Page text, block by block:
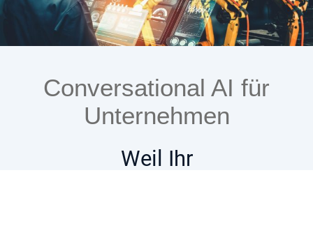
Conversational AI für
Unternehmen
Weil Ihr